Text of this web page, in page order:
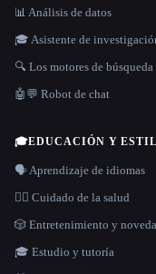
📊 Análisis de datos
🎓 Asistente de
🔍 Los motores de búsqueda
🤖💬 Robot de chat
🎓EDUCACIÓN Y
🗣️ Aprendizaje de idiomas
👩‍⚕️ Cuidado de la salud
🎲 Entretenimiento y
🎓 Estudio y tutoría